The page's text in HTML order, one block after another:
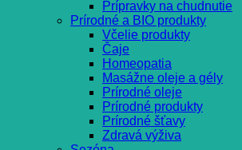
Prípravky na chudnutie
Prírodné a BIO produkty
Včelie produkty
Čaje
Homeopatia
Masážne oleje a gély
Prírodné oleje
Prírodné produkty
Prírodné šťavy
Zdravá výživa